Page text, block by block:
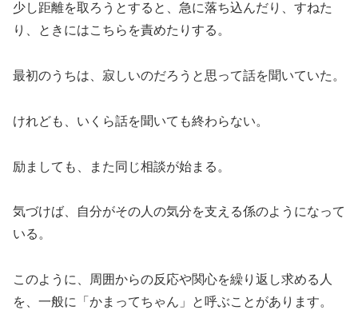
少し距離を取ろうとすると、急に落ち込んだり、すねた
り、ときにはこちらを責めたりする。
最初のうちは、寂しいのだろうと思って話を聞いていた。
けれども、いくら話を聞いても終わらない。
励ましても、また同じ相談が始まる。
気づけば、自分がその人の気分を支える係のようになって
いる。
このように、周囲からの反応や関心を繰り返し求める人
を、一般に「かまってちゃん」と呼ぶことがあります。